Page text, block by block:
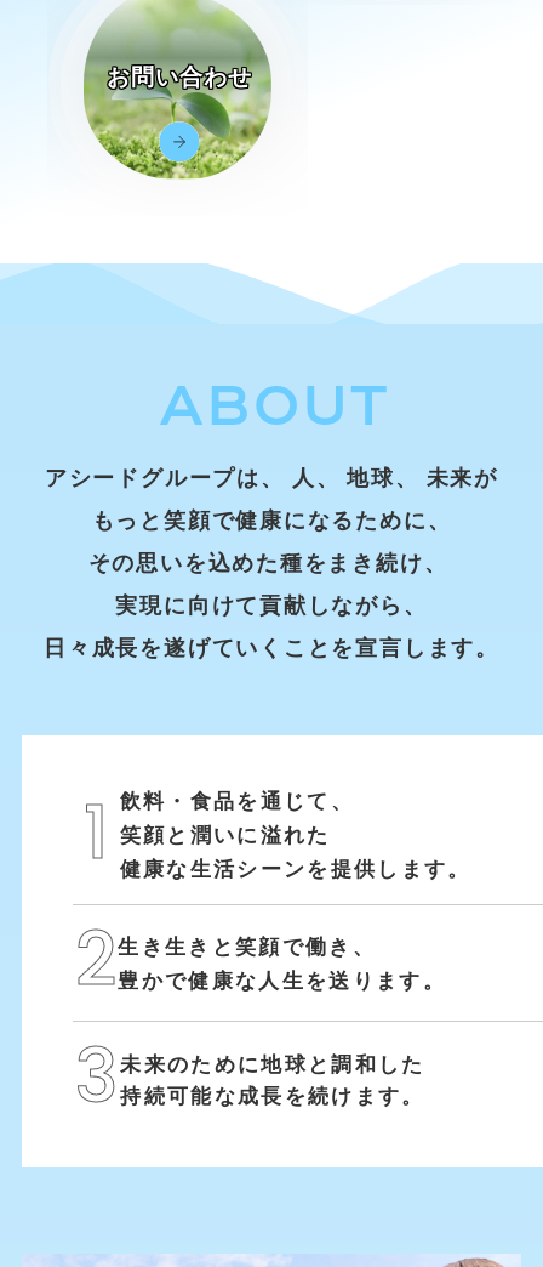
お問い合わせ
ABOUT
アシードグループは、 人、 地球、
未来が
もっと笑顔で健康になるために、
その思いを込めた種をまき続け、
実現に向けて貢献しながら、
日々成長を遂げていくことを宣言します。
1
飲料・食品を通じて、
笑顔と潤いに溢れた
健康な生活シーンを提供します。
2生き生きと笑顔で働き、
豊かで健康な人生を送ります。
3未来のために地球と調和した
持続可能な成長を続けます。